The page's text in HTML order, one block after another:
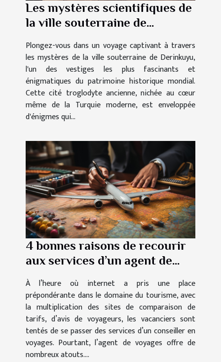
Les mystères scientifiques de
la ville souterraine de
Plongez-vous dans un voyage captivant à travers
les mystères de la ville souterraine de Derinkuyu,
l'un des vestiges les plus fascinants et
énigmatiques du patrimoine historique mondial.
Cette cité troglodyte ancienne, nichée au cœur
même de la Turquie moderne, est enveloppée
d'énigmes qui...
4 bonnes raisons de recourir
aux services d’un agent de
À l’heure où internet a pris une place
prépondérante dans le domaine du tourisme, avec
la multiplication des sites de comparaison de
tarifs, d’avis de voyageurs, les vacanciers sont
tentés de se passer des services d’un conseiller en
voyages. Pourtant, l’agent de voyages offre de
nombreux atouts....